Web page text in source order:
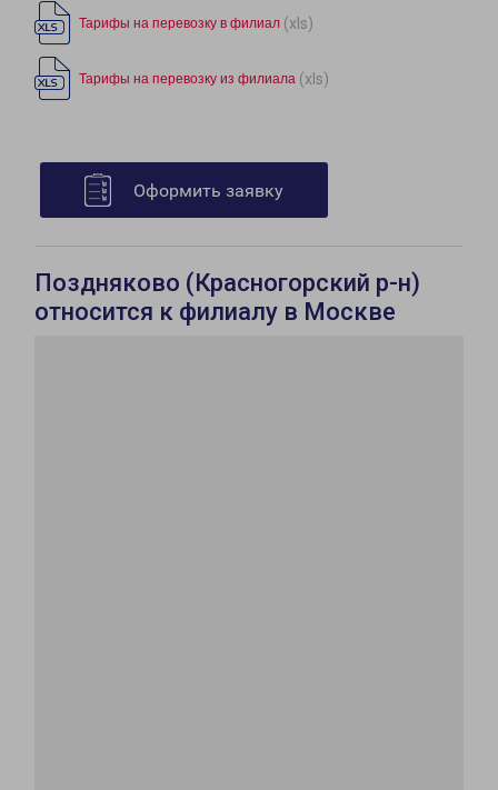
Тарифы на перевозку в филиал (xls)
Тарифы на перевозку из филиала (xls)
Оформить заявку
Поздняково (Красногорский р-н)
относится к филиалу в Москве